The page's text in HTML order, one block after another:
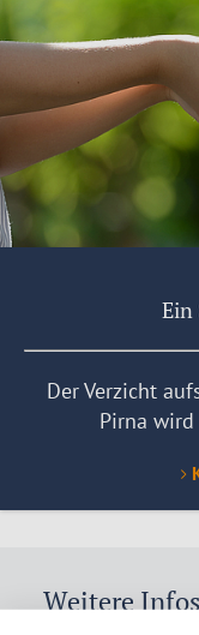
Ein
Der Verzicht
Pirna
Weitere